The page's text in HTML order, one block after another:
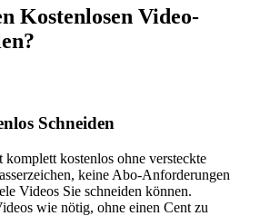
Kostenlosen Video-
Schneiden
kostenlos ohne versteckte
keine Abo-Anforderungen
Videos Sie schneiden können.
wie nötig, ohne einen Cent zu